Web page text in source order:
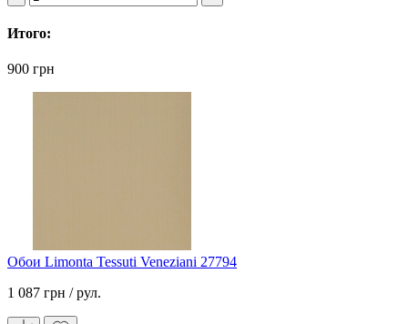
Итого:
900 грн
Обои Limonta Tessuti Veneziani 27794
1 087 грн / рул.